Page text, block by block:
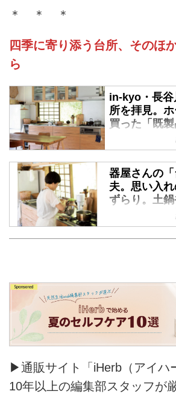
＊ ＊ ＊
四季に寄り添う台所、そのほ
ら
in-kyo・長谷
所を拝見。
買った「既
ッチン」を
て、機能的
台所に
2019年に団地
引っ越しをし
新居にはシス
入れ、収納も
の木材で、地
年11月号掲載）
器屋さんの
夫。思い入
ずらり。土
いようにひ
長谷川ちえ
web
をカスタマイ
は、木のぬく
たたかな場所
生活道具の店
らではのセン
（『天然生活
載）
▶通販サイト「iHerb（アイハ
10年以上の編集部スタッフが